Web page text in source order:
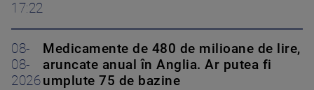
17:22
08-
08-
2026
Medicamente de 480 de milioane de lire,
aruncate anual în Anglia. Ar putea fi
umplute 75 de bazine